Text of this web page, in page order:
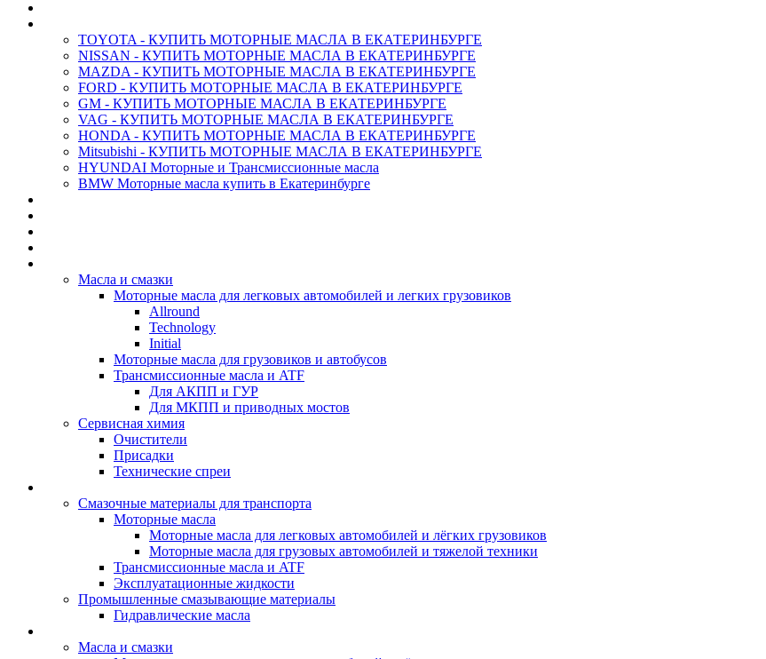
TOYOTA - КУПИТЬ МОТОРНЫЕ МАСЛА В ЕКАТЕРИНБУРГЕ
NISSAN - КУПИТЬ МОТОРНЫЕ МАСЛА В ЕКАТЕРИНБУРГЕ
MAZDA - КУПИТЬ МОТОРНЫЕ МАСЛА В ЕКАТЕРИНБУРГЕ
FORD - КУПИТЬ МОТОРНЫЕ МАСЛА В ЕКАТЕРИНБУРГЕ
GM - КУПИТЬ МОТОРНЫЕ МАСЛА В ЕКАТЕРИНБУРГЕ
VAG - КУПИТЬ МОТОРНЫЕ МАСЛА В ЕКАТЕРИНБУРГЕ
HONDA - КУПИТЬ МОТОРНЫЕ МАСЛА В ЕКАТЕРИНБУРГЕ
Mitsubishi - КУПИТЬ МОТОРНЫЕ МАСЛА В ЕКАТЕРИНБУРГЕ
HYUNDAI Моторные и Трансмиссионные масла
BMW Моторные масла купить в Екатеринбурге
Масла и смазки
Моторные масла для легковых автомобилей и легких грузовиков
Allround
Technology
Initial
Моторные масла для грузовиков и автобусов
Трансмиссионные масла и ATF
Для АКПП и ГУР
Для МКПП и приводных мостов
Сервисная химия
Очистители
Присадки
Технические спреи
Смазочные материалы для транспорта
Моторные масла
Моторные масла для легковых автомобилей и лёгких грузовиков
Моторные масла для грузовых автомобилей и тяжелой техники
Трансмиссионные масла и ATF
Эксплуатационные жидкости
Промышленные смазывающие материалы
Гидравлические масла
Масла и смазки